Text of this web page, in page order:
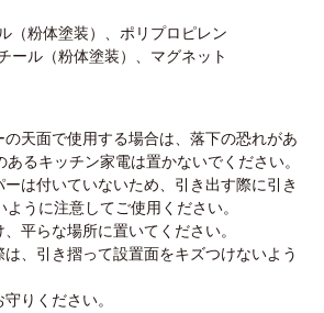
（粉体塗装）、ポリプロピレン
（粉体塗装）、マグネット
天面で使用する場合は、落下の恐れがあ
あるキッチン家電は置かないでください。
は付いていないため、引き出す際に引き
うに注意してご使用ください。
平らな場所に置いてください。
、引き摺って設置面をキズつけないよう
りください。